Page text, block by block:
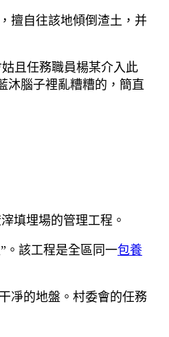
擅自往該地傾倒渣土，并
且任務職員楊某介入此
沐腦子裡亂糟糟的，簡直
填埋場的管理工程。
。該工程是全區同一包養
凈的地盤。村委會的任務